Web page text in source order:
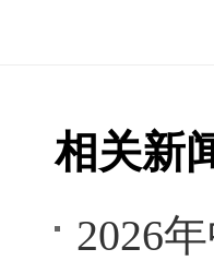
相关新
2026